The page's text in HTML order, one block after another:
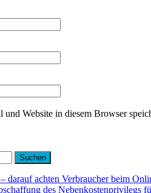
Website in diesem Browser
darauf achten Verbraucher beim
des Nebenkostenprivilegs